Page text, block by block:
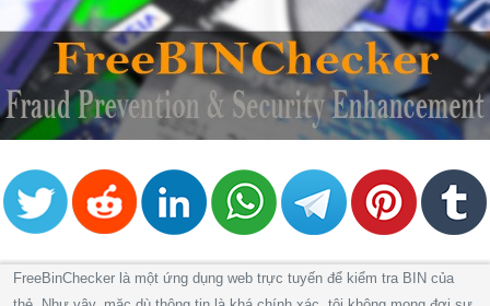
FreeBinChecker là một ứng dụng web trực tuyến để kiểm tra BIN của